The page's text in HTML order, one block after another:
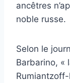
ancêtres
noble russe.
Selon le
Barbarino, «
Rumiantzoff-